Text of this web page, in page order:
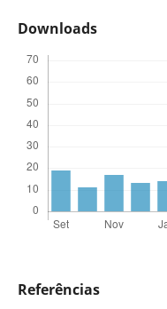
Downloads
Referências